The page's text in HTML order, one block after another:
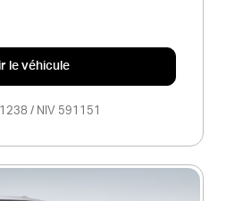
le véhicule
/ NIV 591151